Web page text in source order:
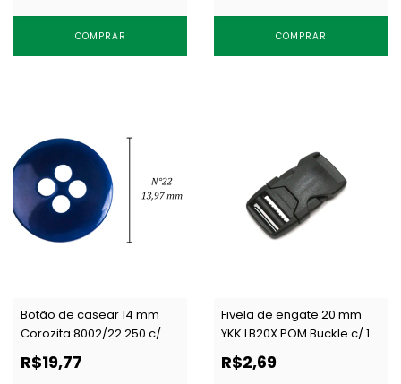
COMPRAR COMPRAR
Botão de casear 14 mm
Corozita 8002/22 250 c/
144 un
R$19,77
Fivela de engate 20 mm
YKK LB20X POM Buckle c/ 1
R$2,69